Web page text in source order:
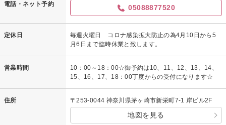
電話・ネット予約 05088877520
定休日
毎週火曜日 コロナ感染拡大防止の為4月10日から5
月6日まで臨時休業と致します。
営業時間
10：00～18：00☆御予約は10、11、12、13、14、
15、16、17、18：00丁度からの受付になります☆
住所 〒253-0044 神奈川県茅ヶ崎市新栄町7-1 岸ビル2F
地図を見る